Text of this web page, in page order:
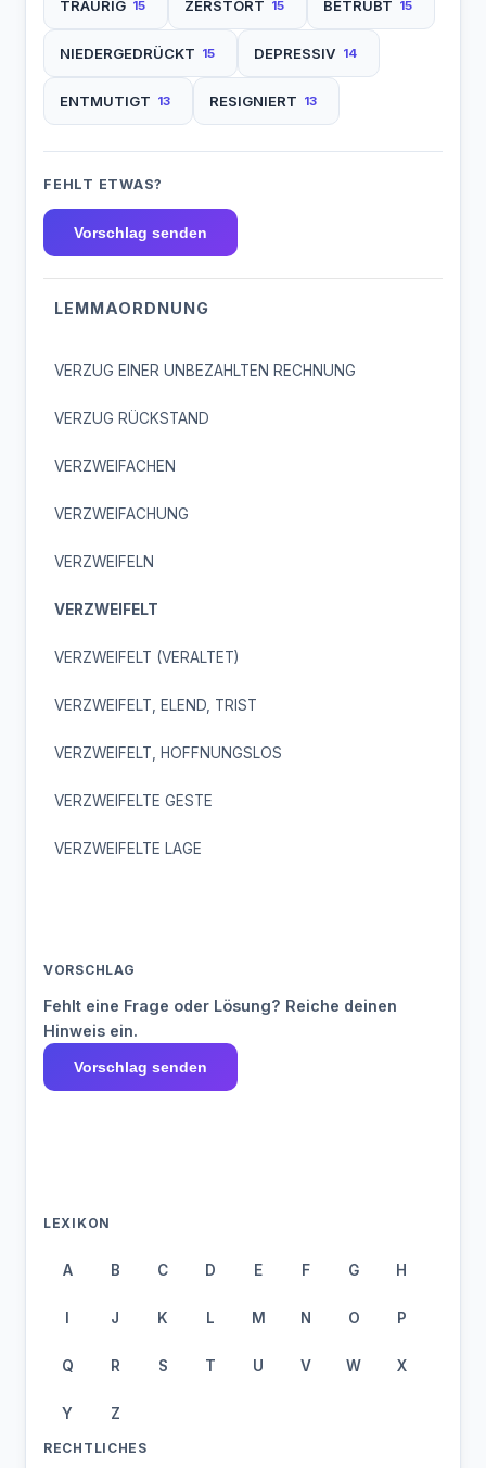
TRAURIG 15 ZERSTÖRT 15 BETRÜBT 15
NIEDERGEDRÜCKT 15 DEPRESSIV 14
ENTMUTIGT 13 RESIGNIERT 13
FEHLT ETWAS?
Vorschlag senden
LEMMAORDNUNG
VERZUG EINER UNBEZAHLTEN RECHNUNG
VERZUG RÜCKSTAND
VERZWEIFACHEN
VERZWEIFACHUNG
VERZWEIFELN
VERZWEIFELT
VERZWEIFELT (VERALTET)
VERZWEIFELT, ELEND, TRIST
VERZWEIFELT, HOFFNUNGSLOS
VERZWEIFELTE GESTE
VERZWEIFELTE LAGE
VORSCHLAG
Fehlt eine Frage oder Lösung? Reiche deinen
Hinweis ein.
Vorschlag senden
LEXIKON
A B C D E F G H
I J K L M N O P
Q R S T U V W X
Y Z
RECHTLICHES